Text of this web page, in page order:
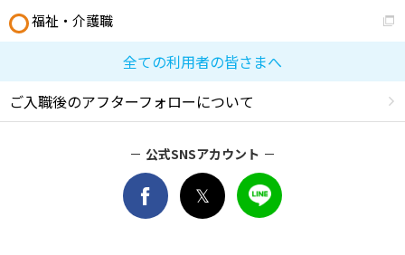
福祉・介護職
全ての利用者の皆さまへ
ご入職後のアフターフォローについて
公式SNSアカウント